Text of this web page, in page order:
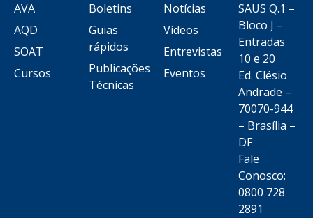
AVA
AQD
SOAT
Cursos
Boletins
Guias
rápidos
Publicações
Técnicas
Notícias
Vídeos
Entrevistas
Eventos
SAUS Q.1 –
Bloco J –
Entradas
10 e 20
Ed. Clésio
Andrade –
70070-944
– Brasília –
DF
Fale
Conosco:
0800 728
2891